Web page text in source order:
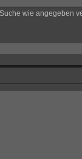
wie angegeben